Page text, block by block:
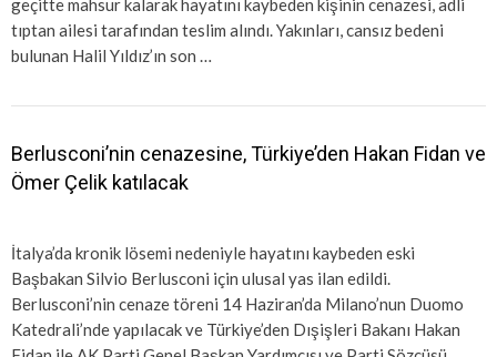
geçitte mahsur kalarak hayatını kaybeden kişinin cenazesi, adli
tıptan ailesi tarafından teslim alındı. Yakınları, cansız bedeni
bulunan Halil Yıldız’ın son …
Berlusconi’nin cenazesine, Türkiye’den Hakan Fidan ve
Ömer Çelik katılacak
İtalya’da kronik lösemi nedeniyle hayatını kaybeden eski
Başbakan Silvio Berlusconi için ulusal yas ilan edildi.
Berlusconi’nin cenaze töreni 14 Haziran’da Milano’nun Duomo
Katedrali’nde yapılacak ve Türkiye’den Dışişleri Bakanı Hakan